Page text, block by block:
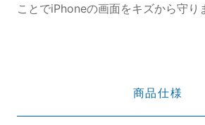
ことでiPhoneの画面をキズから守り
商品仕様